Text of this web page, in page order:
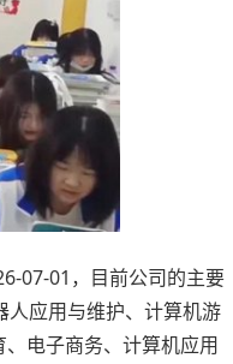
07-01，目前公司的主要
人应用与维护、计算机游
电子商务、计算机应用